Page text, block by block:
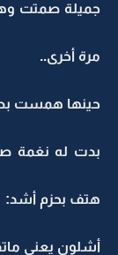
جميلة صمتت
مرة أخرى..
حينها همست
بدت له نغمة
هتف بحزم أشد:
أشلون يعني